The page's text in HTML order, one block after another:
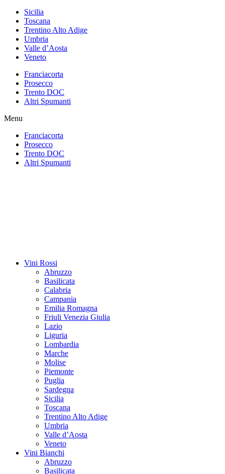
Sicilia
Toscana
Trentino Alto Adige
Umbria
Valle d’Aosta
Veneto
Franciacorta
Prosecco
Trento DOC
Altri Spumanti
Menu
Franciacorta
Prosecco
Trento DOC
Altri Spumanti
Vini Rossi
Abruzzo
Basilicata
Calabria
Campania
Emilia Romagna
Friuli Venezia Giulia
Lazio
Liguria
Lombardia
Marche
Molise
Piemonte
Puglia
Sardegna
Sicilia
Toscana
Trentino Alto Adige
Umbria
Valle d’Aosta
Veneto
Vini Bianchi
Abruzzo
Basilicata